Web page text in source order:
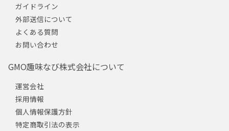
ガイドライン
外部送信について
よくある質問
お問い合わせ
GMO趣味なび株式会社について
運営会社
採用情報
個人情報保護方針
特定商取引法の表示